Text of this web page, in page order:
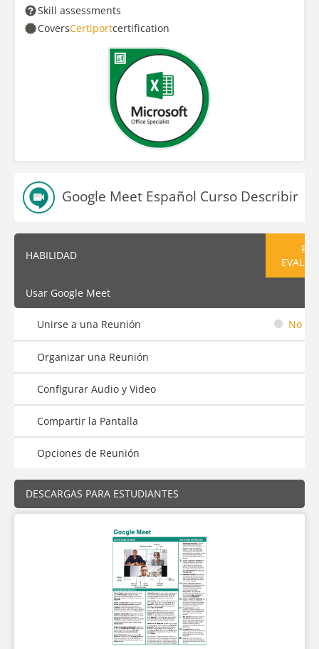
Skill assessments
CoversCertiportcertification
Google Meet Español Curso Describir
HABILIDAD
Usar Google Meet
Unirse a una Reunión No
Organizar una Reunión
Configurar Audio y Video
Compartir la Pantalla
Opciones de Reunión
DESCARGAS PARA ESTUDIANTES